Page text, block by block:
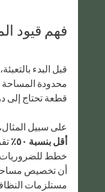
فهم قيود
قبل البدء
محدودة المساحة
قطعة تحتاج إلى
على سبيل
أقل بنسبة ٥٠٪
خطط للضروريات
أن تخصيص
مستلزمات